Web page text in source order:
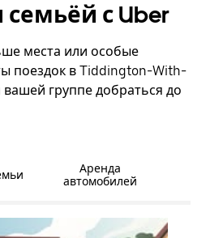
с Uber
места или особые
поездок в Tiddington-With-
группе добраться до
Аренда
автомобилей